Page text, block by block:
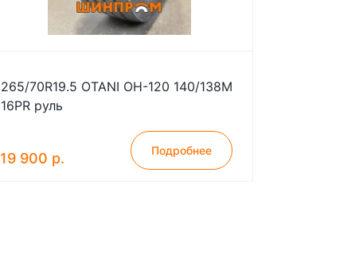
265/70R19.5 OTANI OH-120 140/138M
16PR руль
19 900 р. Подробнее